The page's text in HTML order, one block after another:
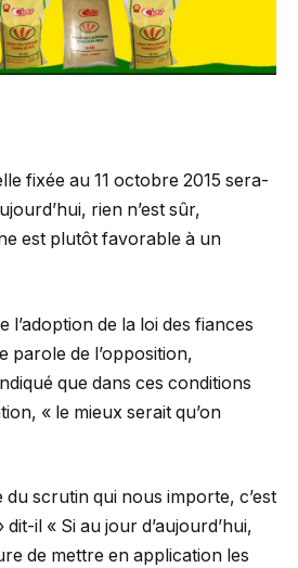
fixée au 11 octobre 2015 sera-
rien n’est sûr,
est plutôt favorable à un
l’adoption de la loi des fiances
parole de l’opposition,
que dans ces conditions
« le mieux serait qu’on
du scrutin qui nous importe, c’est
il « Si au jour d’aujourd’hui,
de mettre en application les